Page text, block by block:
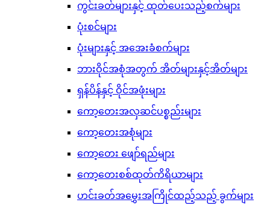
ကွင်းခတ်များနှင့် ထုတ်ပေးသည့်စက်များ
ပုံးစင်များ
ပုံးများနှင့် အအေးခံစက်များ
ဘားဝိုင်အစုံအတွက် အိတ်များနှင့်အိတ်များ
ရှန်ပိန်နှင့် ဝိုင်အဖုံးများ
ကော့တေးအလှဆင်ပစ္စည်းများ
ကော့တေးအစုံများ
ကော့တေး ဖျော်ရည်များ
ကော့တေးစစ်ထုတ်ကိရိယာများ
ဟင်းခတ်အမွှေးအကြိုင်ထည့်သည့် ခွက်များ